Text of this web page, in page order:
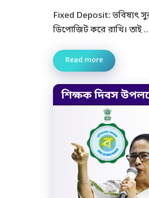
Fixed Deposit: ভবিষ্যৎ
ডিপোজিট করে রাখি। তাই
Read more